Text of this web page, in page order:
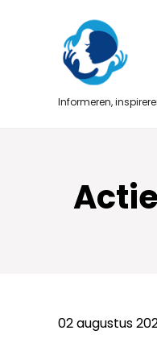
Informeren,
02 augustus